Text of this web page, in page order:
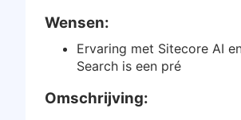
Wensen:
Ervaring met Sitecore AI
Search is een pré
Omschrijving: